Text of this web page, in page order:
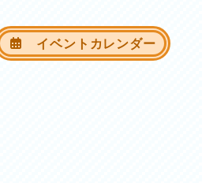
イベントカレンダー